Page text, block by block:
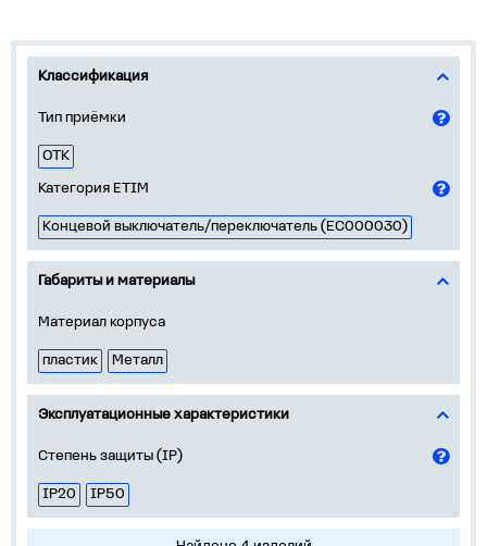
Классификация
Тип приёмки
ОТК
Категория ETIM
Концевой выключатель/переключатель (EC000030)
Габариты и материалы
Материал корпуса
пластик Металл
Эксплуатационные характеристики
Степень защиты (IP)
IP20 IP50